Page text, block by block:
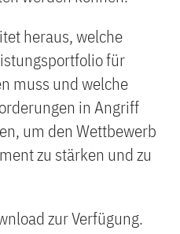
heraus, welche
für
muss und welche
in Angriff
um den Wettbewerb
zu stärken und zu
zur Verfügung.